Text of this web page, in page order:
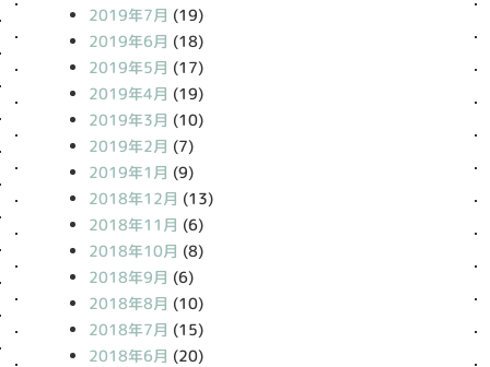
2019年7月 (19)
2019年6月 (18)
2019年5月 (17)
2019年4月 (19)
2019年3月 (10)
2019年2月 (7)
2019年1月 (9)
2018年12月 (13)
2018年11月 (6)
2018年10月 (8)
2018年9月 (6)
2018年8月 (10)
2018年7月 (15)
2018年6月 (20)